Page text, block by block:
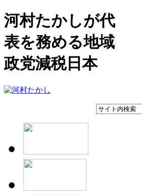
河村たかしが代
表を務める地域
政党減税日本